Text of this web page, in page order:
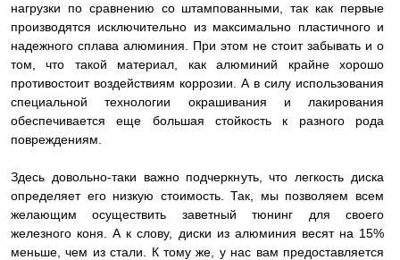
нагрузки по сравнению со штампованными, так как первые
производятся исключительно из максимально пластичного и
надежного сплава алюминия. При этом не стоит забывать и о
том, что такой материал, как алюминий крайне хорошо
противостоит воздействиям коррозии. А в силу использования
специальной технологии окрашивания и лакирования
обеспечивается еще большая стойкость к разного рода
повреждениям.
Здесь довольно-таки важно подчеркнуть, что легкость диска
определяет его низкую стоимость. Так, мы позволяем всем
желающим осуществить заветный тюнинг для своего
железного коня. А к слову, диски из алюминия весят на 15%
меньше, чем из стали. К тому же, у нас вам предоставляется